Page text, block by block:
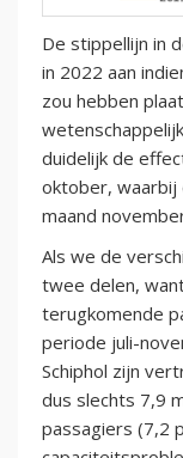
De stippellijn in
in 2022 aan
zou hebben
duidelijk de
oktober, waarbij
maand
Als we de
twee delen,
terugkomende
periode juli-
Schiphol zijn
dus slechts 7,9
passagiers (7,2